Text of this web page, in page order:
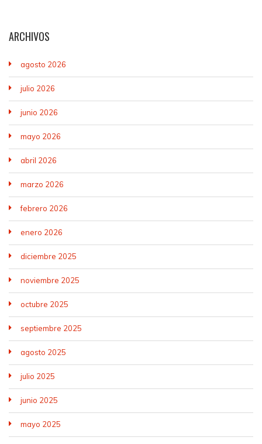
ARCHIVOS
agosto 2026
julio 2026
junio 2026
mayo 2026
abril 2026
marzo 2026
febrero 2026
enero 2026
diciembre 2025
noviembre 2025
octubre 2025
septiembre 2025
agosto 2025
julio 2025
junio 2025
mayo 2025